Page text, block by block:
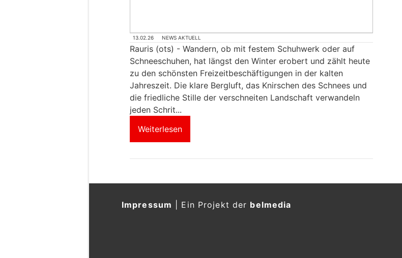
13.02.26 NEWS AKTUELL
Rauris (ots) - Wandern, ob mit festem Schuhwerk oder auf
Schneeschuhen, hat längst den Winter erobert und zählt heute
zu den schönsten Freizeitbeschäftigungen in der kalten
Jahreszeit. Die klare Bergluft, das Knirschen des Schnees und
die friedliche Stille der verschneiten Landschaft verwandeln
jeden Schrit...
Weiterlesen
Impressum Ein Projekt der belmedia